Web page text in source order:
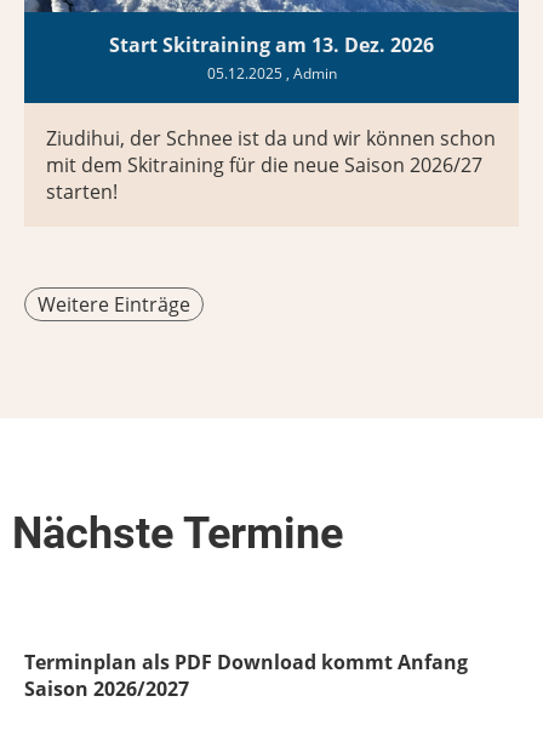
Start Skitraining am 13. Dez. 2026
05.12.2025, Admin
Ziudihui, der Schnee ist da und wir können schon
mit dem Skitraining für die neue Saison 2026/27
starten!
Weitere Einträge
Nächste Termine
Terminplan als PDF Download kommt Anfang
Saison 2026/2027